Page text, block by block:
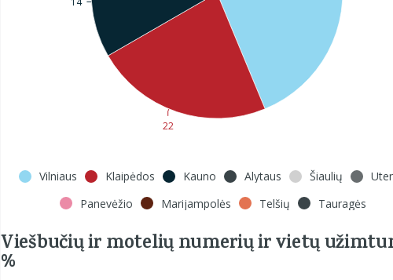
Vilniaus Klaipėdos Kauno Alytaus Šiaulių
Panevėžio
Marijampolės Telšių Tauragės
22
Viešbučių ir motelių numerių ir vietų
%